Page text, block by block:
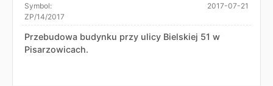
Symbol:
ZP/14/2017
2017-07-21
Przebudowa budynku przy ulicy Bielskiej 51 w
Pisarzowicach.